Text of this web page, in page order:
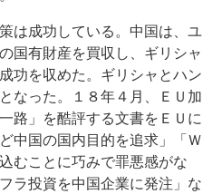
は成功している。中国は、ユ
国有財産を買収し、ギリシャ
功を収めた。ギリシャとハン
なった。１８年４月、ＥＵ加
路」を酷評する文書をＥＵに
中国の国内目的を追求」「Ｗ
むことに巧みで罪悪感がな
ラ投資を中国企業に発注」な